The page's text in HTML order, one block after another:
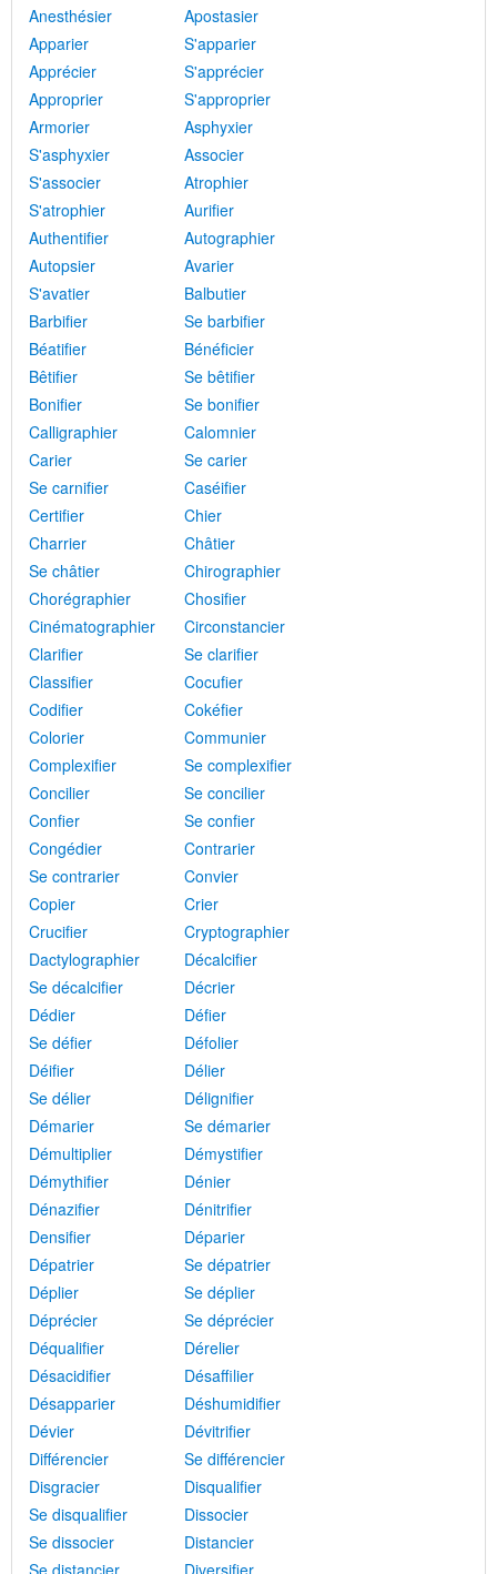
Anesthésier
Apostasier
Apparier
S'apparier
Apprécier
S'apprécier
Approprier
S'approprier
Armorier
Asphyxier
S'asphyxier
Associer
S'associer
Atrophier
S'atrophier
Aurifier
Authentifier
Autographier
Autopsier
Avarier
S'avatier
Balbutier
Barbifier
Se barbifier
Béatifier
Bénéficier
Bêtifier
Se bêtifier
Bonifier
Se bonifier
Calligraphier
Calomnier
Carier
Se carier
Se carnifier
Caséifier
Certifier
Chier
Charrier
Châtier
Se châtier
Chirographier
Chorégraphier
Chosifier
Cinématographier
Circonstancier
Clarifier
Se clarifier
Classifier
Cocufier
Codifier
Cokéfier
Colorier
Communier
Complexifier
Se complexifier
Concilier
Se concilier
Confier
Se confier
Congédier
Contrarier
Se contrarier
Convier
Copier
Crier
Crucifier
Cryptographier
Dactylographier
Décalcifier
Se décalcifier
Décrier
Dédier
Défier
Se défier
Défolier
Déifier
Délier
Se délier
Délignifier
Démarier
Se démarier
Démultiplier
Démystifier
Démythifier
Dénier
Dénazifier
Dénitrifier
Densifier
Déparier
Dépatrier
Se dépatrier
Déplier
Se déplier
Déprécier
Se déprécier
Déqualifier
Dérelier
Désacidifier
Désaffilier
Désapparier
Déshumidifier
Dévier
Dévitrifier
Différencier
Se différencier
Disgracier
Disqualifier
Se disqualifier
Dissocier
Se dissocier
Distancier
Se distancier
Diversifier